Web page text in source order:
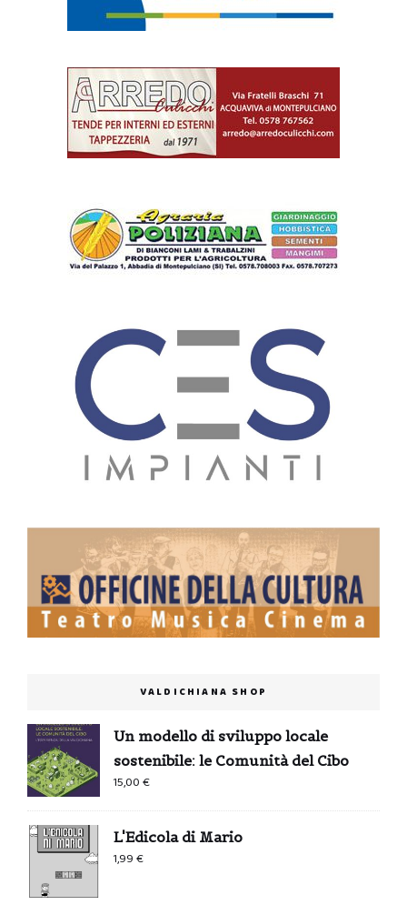
VALDICHIANA SHOP
Un modello di sviluppo locale
sostenibile: le Comunità del Cibo
15,00€
L'Edicola di Mario
1,99€